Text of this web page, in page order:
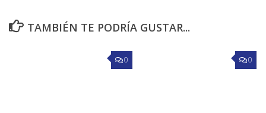
TAMBIÉN TE PODRÍA GUSTAR...
0 0